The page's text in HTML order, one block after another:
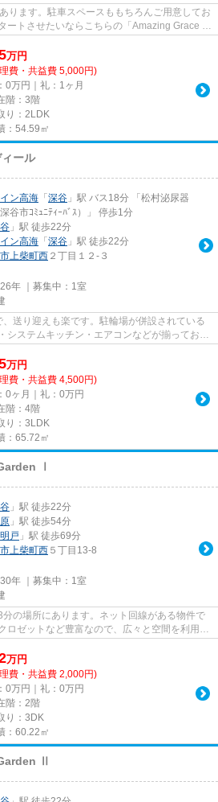
ります。駐車スペースももちろんご用意してお
ートさせたいならこちらの「Amazing Grace 歌
万円
費・共益費 5,000円)
0万円｜礼：1ヶ月
階：3階
り：2LDK
：54.59㎡
ール
ン高海 「深谷 」駅 バス18分 「松村泌尿器
谷市ｺﾐｭﾆﾃｨｰﾊﾞｽ）」 停歩1分
」駅 徒歩22分
ン高海 「深谷 」駅 徒歩22分
上柴町西 ２丁目１２-３
年 ｜募集中： 1室
送り迎えも楽です。駐輪場が併設されている
システムキッチン・エアコンなどが揃ってお
...
万円
費・共益費 4,500円)
0ヶ月｜礼：0万円
階：4階
り：3LDK
：65.72㎡
Ⅰ
」駅 徒歩22分
」駅 徒歩54分
明戸 」駅 徒歩69分
上柴町西 ５丁目13-8
年 ｜募集中： 1室
の場所にあります。ネット回線がある物件で
ゼットなど豊富なので、広々と空間を利用す
万円
費・共益費 2,000円)
0万円｜礼：0万円
階：2階
り：3DK
：60.22㎡
Ⅱ